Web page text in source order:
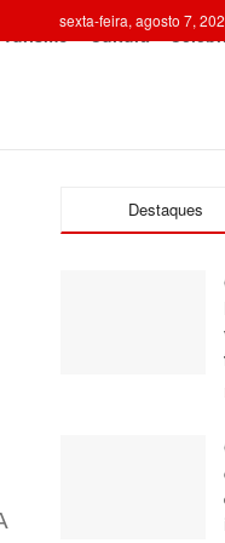
sexta-feira, agosto 7,
Turismo Cultura
Destaques